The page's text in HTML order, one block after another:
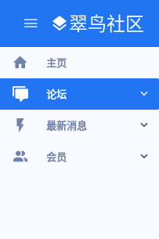
翠鸟社区
主页
论坛
新帖
最近话题
最新消息
新帖 会员